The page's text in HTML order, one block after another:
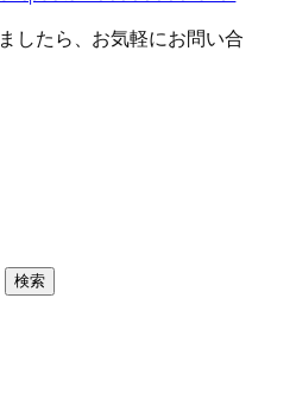
したら、お気軽にお問い合
検索